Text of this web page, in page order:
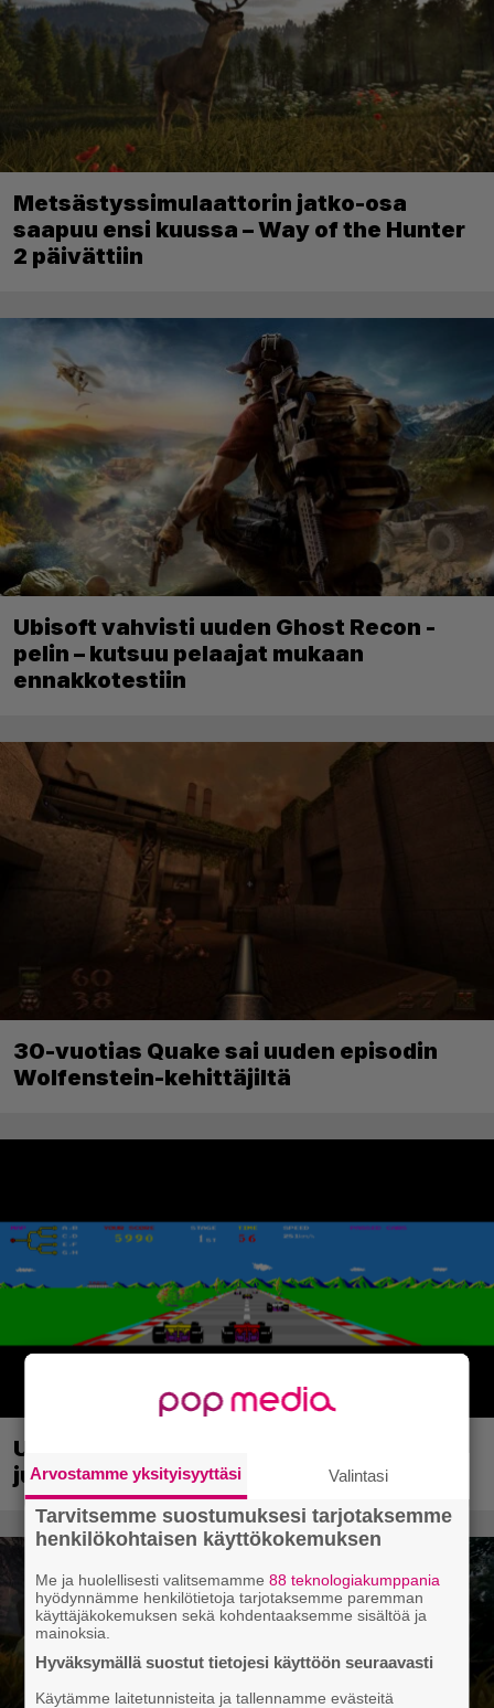
Metsästyssimulaattorin jatko-osa
saapuu ensi kuussa – Way of the Hunter
2 päivättiin
Ubisoft vahvisti uuden Ghost Recon -
pelin – kutsuu pelaajat mukaan
ennakkotestiin
30-vuotias Quake sai uuden episodin
Wolfenstein-kehittäjiltä
Uraauurtava formulapeliklassikko
julkaistiin uudistettuna nykykonsoleille
Arvostamme yksityisyyttäsi Valintasi
Tarvitsemme suostumuksesi tarjotaksemme
henkilökohtaisen käyttökokemuksen
Me ja huolellisesti valitsemamme88 teknologiakumppania
hyödynnämme henkilötietoja tarjotaksemme paremman
käyttäjäkokemuksen sekä kohdentaaksemme sisältöä ja
mainoksia.
Hyväksymällä suostut tietojesi käyttöön seuraavasti
Käytämme laitetunnisteita ja tallennamme evästeitä